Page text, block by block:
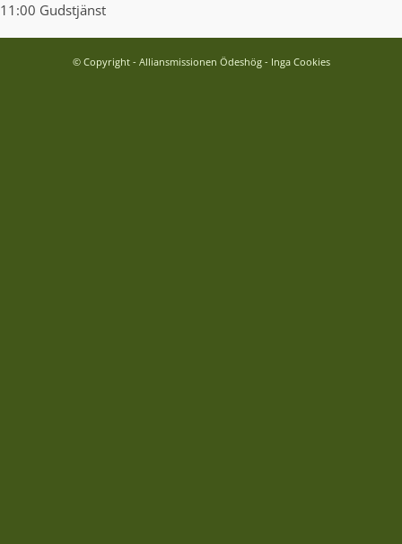
11:00 Gudstjänst
© Copyright - Alliansmissionen Ödeshög - Inga Cookies